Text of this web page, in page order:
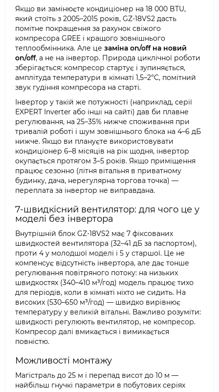
Якщо ви замінюєте кондиціонер на 18 000 BTU,
який стоїть з 2005–2015 років, GZ-18VS2 дасть
помітне покращення за рахунок свіжого
компресора GREE і кращого зовнішнього
теплообмінника. Але це заміна on/off на новий
on/off, а не на інвертор. Природа циклічної роботи
зберігається: компресор стартує і зупиняється,
амплітуда температури в кімнаті 1,5–2°C, помітний
звук гудіння компресора на старті.
Інвертор у такій же потужності (наприклад, серії
EXPERT Inverter або інші на сайті) дав би плавне
регулювання, на 25–35% нижче споживання при
тривалій роботі і шум зовнішнього блока на 4–6 дБ
нижче. Якщо ви плануєте використовувати
кондиціонер 6–8 місяців на рік щодня, інвертор
окупається протягом 3–5 років. Якщо приміщення
працює сезонно (літня вітальня в приватному
будинку, дача, нерегулярна торгова точка) —
переплата за інвертор не виправдана.
7-швидкісний вентилятор: для чого це у
моделі без інвертора
Внутрішній блок GZ-18VS2 має 7 фіксованих
швидкостей вентилятора (32–41 дБ за паспортом),
проти 4 у молодшої моделі і 5 у старшої. Це не
компенсує відсутність інвертора, але дає тонше
регулювання повітряного потоку: на низьких
швидкостях (340–410 м³/год) модель працює тихо
для періодів, коли в кімнаті ніхто не сидить. На
високих (530–650 м³/год) — швидко вирівнює
температуру у великій вітальні. Важливо розуміти:
швидкості регулюють вентилятор, не компресор.
Компресор далі вмикається і вимикається
повністю.
Можливості монтажу
Магістраль до 25 м і перепад висот до 10 м —
найбільш гнучкі параметри в побутових серіях